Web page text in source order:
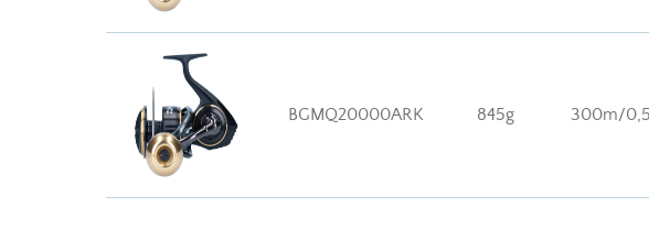
BGMQ20000ARK 845g 300m/